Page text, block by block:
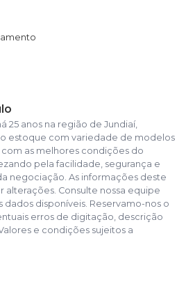
25 anos na região de Jundiaí,
estoque com variedade de modelos
com as melhores condições do
pela facilidade, segurança e
negociação. As informações deste
alterações. Consulte nossa equipe
disponíveis. Reservamo-nos o
erros de digitação, descrição
e condições sujeitos a